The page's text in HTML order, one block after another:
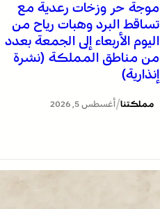
موجة حر وزخات رعدية مع
تساقط البرد وهبات رياح من
اليوم الأربعاء إلى الجمعة بعدد
من مناطق المملكة (نشرة
إنذارية)
مملكتنا/أغسطس 5, 2026